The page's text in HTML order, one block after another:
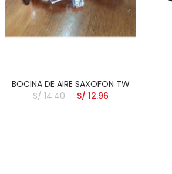
BOCINA DE AIRE SAXOFON TW
S/ 14.40
S/ 12.96